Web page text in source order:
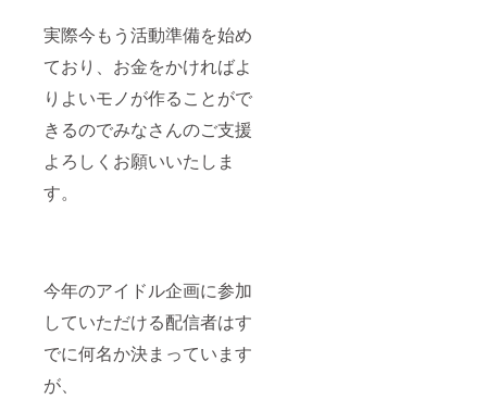
実際今もう活動準備を始め
ており、お金をかければよ
りよいモノが作ることがで
きるのでみなさんのご支援
よろしくお願いいたしま
す。
今年のアイドル企画に参加
していただける配信者はす
でに何名か決まっています
が、